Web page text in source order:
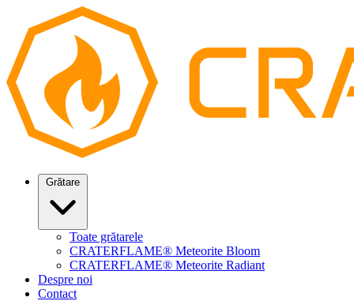
Toate grătarele
CRATERFLAME® Meteorite Bloom
CRATERFLAME® Meteorite Radiant
Despre noi
Contact